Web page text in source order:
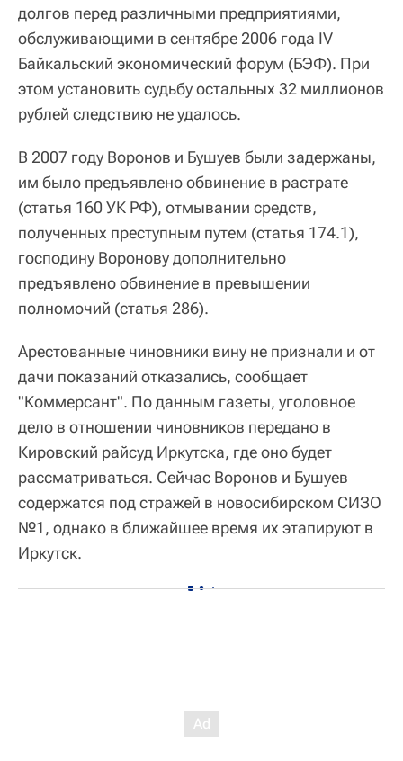
долгов перед различными предприятиями,
обслуживающими в сентябре 2006 года IV
Байкальский экономический форум (БЭФ). При
этом установить судьбу остальных 32 миллионов
рублей следствию не удалось.
В 2007 году Воронов и Бушуев были задержаны,
им было предъявлено обвинение в растрате
(статья 160 УК РФ), отмывании средств,
полученных преступным путем (статья 174.1),
господину Воронову дополнительно
предъявлено обвинение в превышении
полномочий (статья 286).
Арестованные чиновники вину не признали и от
дачи показаний отказались, сообщает
"Коммерсант". По данным газеты, уголовное
дело в отношении чиновников передано в
Кировский райсуд Иркутска, где оно будет
рассматриваться. Сейчас Воронов и Бушуев
содержатся под стражей в новосибирском СИЗО
№1, однако в ближайшее время их этапируют в
Иркутск.